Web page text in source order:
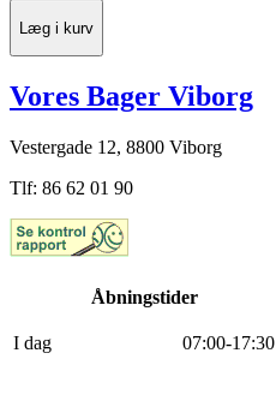
Læg i kurv
Vores Bager Viborg
Vestergade 12, 8800 Viborg
Tlf: 86 62 01 90
Åbningstider
I dag 07:00-17:30